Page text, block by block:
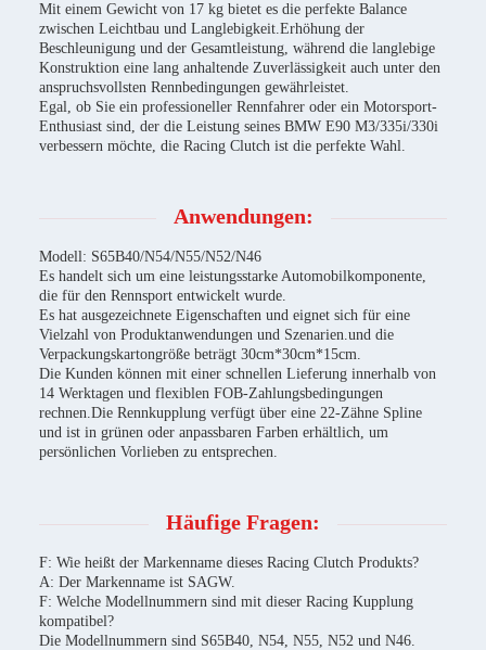
Mit einem Gewicht von 17 kg bietet es die perfekte Balance
zwischen Leichtbau und Langlebigkeit.Erhöhung der
Beschleunigung und der Gesamtleistung, während die langlebige
Konstruktion eine lang anhaltende Zuverlässigkeit auch unter den
anspruchsvollsten Rennbedingungen gewährleistet.
Egal, ob Sie ein professioneller Rennfahrer oder ein Motorsport-
Enthusiast sind, der die Leistung seines BMW E90 M3/335i/330i
verbessern möchte, die Racing Clutch ist die perfekte Wahl.
Anwendungen:
Modell: S65B40/N54/N55/N52/N46
Es handelt sich um eine leistungsstarke Automobilkomponente,
die für den Rennsport entwickelt wurde.
Es hat ausgezeichnete Eigenschaften und eignet sich für eine
Vielzahl von Produktanwendungen und Szenarien.und die
Verpackungskartongröße beträgt 30cm*30cm*15cm.
Die Kunden können mit einer schnellen Lieferung innerhalb von
14 Werktagen und flexiblen FOB-Zahlungsbedingungen
rechnen.Die Rennkupplung verfügt über eine 22-Zähne Spline
und ist in grünen oder anpassbaren Farben erhältlich, um
persönlichen Vorlieben zu entsprechen.
Häufige Fragen:
F: Wie heißt der Markenname dieses Racing Clutch Produkts?
A: Der Markenname ist SAGW.
F: Welche Modellnummern sind mit dieser Racing Kupplung
kompatibel?
Die Modellnummern sind S65B40, N54, N55, N52 und N46.